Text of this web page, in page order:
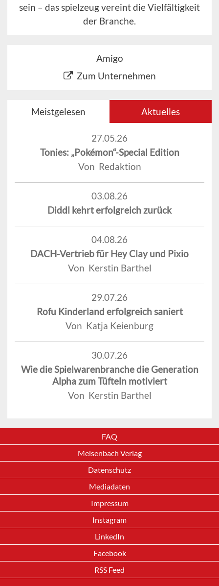
sein – das spielzeug vereint die Vielfältigkeit
der Branche.
Amigo
Zum Unternehmen
Meistgelesen Aktuelles
27.05.26
Tonies: „Pokémon“-Special Edition
Von Redaktion
03.08.26
Diddl kehrt erfolgreich zurück
04.08.26
DACH-Vertrieb für Hey Clay und Pixio
Von Kerstin Barthel
29.07.26
Rofu Kinderland erfolgreich saniert
Von Katja Keienburg
30.07.26
Wie die Spielwarenbranche die Generation
Alpha zum Tüfteln motiviert
Von Kerstin Barthel
FAQ
Meisenbach Verlag
Datenschutz
Mediadaten
Impressum
Instagram
LinkedIn
Facebook
RSS Feed